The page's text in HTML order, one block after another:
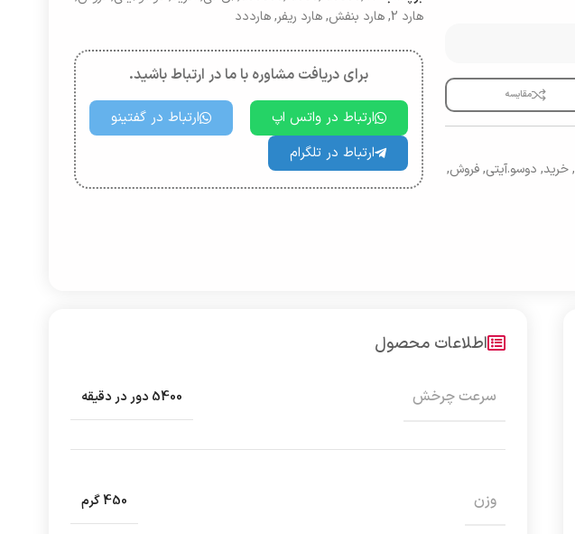
مقایسه
, خرید, دوسو.آیتی, فروش,
هارد 2
, هارد بنفش, هارد ریفر, هارددد
برای دریافت مشاوره با ما در ارتباط باشید.
ارتباط در واتس اپ
ارتباط در گفتینو
ارتباط در تلگرام
اطلاعات محصول
سرعت چرخش 5400 دور در دقیقه
وزن 450 گرم